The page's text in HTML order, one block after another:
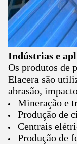
Indústrias e
Os produtos de
Elacera são
abrasão,
Mineração e
Produção de
Centrais
Produção de